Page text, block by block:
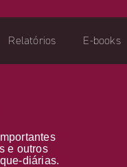
Relatórios E-books
e outros
diárias.